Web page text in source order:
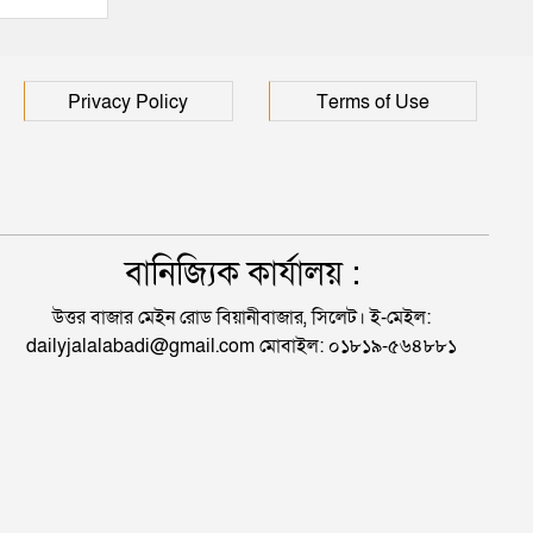
Privacy Policy Terms of Use
বানিজ্যিক কার্যালয় :
উত্তর বাজার মেইন রোড বিয়ানীবাজার, সিলেট। ই-মেইল:
dailyjalalabadi@gmail.com মোবাইল: ০১৮১৯-৫৬৪৮৮১